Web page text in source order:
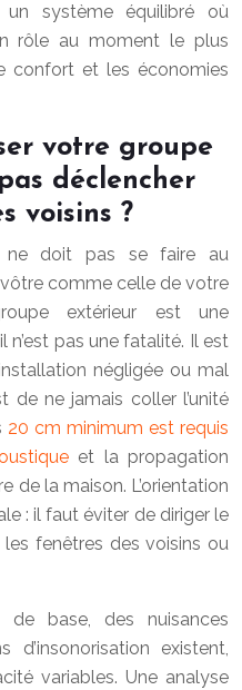
système équilibré où
rôle au moment le plus
confort et les économies
votre groupe
déclencher
voisins ?
ne doit pas se faire au
comme celle de votre
extérieur est une
pas une fatalité. Il est
négligée ou mal
de ne jamais coller l’unité
20 cm minimum est requis
et la propagation
de la maison. L’orientation
: il faut éviter de diriger le
fenêtres des voisins ou
de base, des nuisances
d’insonorisation existent,
variables. Une analyse